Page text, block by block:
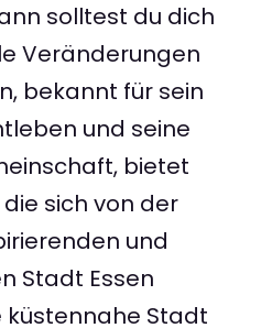
solltest du dich
Veränderungen
bekannt für sein
und seine
bietet
sich von der
und
Stadt Essen
küstennahe Stadt